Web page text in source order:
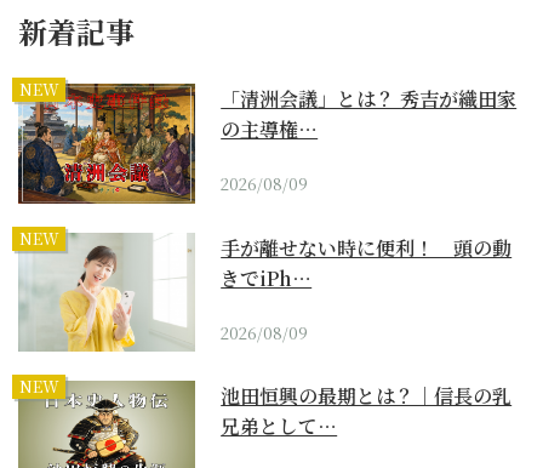
新着記事
NEW
「清洲会議」とは？ 秀吉が織田家
の主導権…
2026/08/09
NEW
手が離せない時に便利！ 頭の動
きでiPh…
2026/08/09
NEW
池田恒興の最期とは？｜信長の乳
兄弟として…